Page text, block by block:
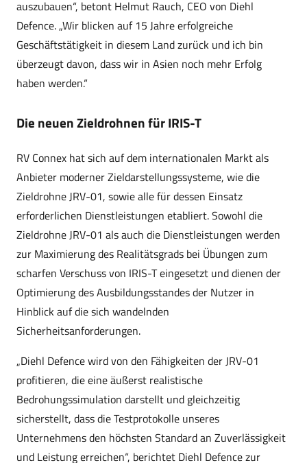
auszubauen“, betont Helmut Rauch, CEO von Diehl
Defence. „Wir blicken auf 15 Jahre erfolgreiche
Geschäftstätigkeit in diesem Land zurück und ich bin
überzeugt davon, dass wir in Asien noch mehr Erfolg
haben werden.“
Die neuen Zieldrohnen für IRIS-T
RV Connex hat sich auf dem internationalen Markt als
Anbieter moderner Zieldarstellungssysteme, wie die
Zieldrohne JRV-01, sowie alle für dessen Einsatz
erforderlichen Dienstleistungen etabliert. Sowohl die
Zieldrohne JRV-01 als auch die Dienstleistungen werden
zur Maximierung des Realitätsgrads bei Übungen zum
scharfen Verschuss von IRIS-T eingesetzt und dienen der
Optimierung des Ausbildungsstandes der Nutzer in
Hinblick auf die sich wandelnden
Sicherheitsanforderungen.
„Diehl Defence wird von den Fähigkeiten der JRV-01
profitieren, die eine äußerst realistische
Bedrohungssimulation darstellt und gleichzeitig
sicherstellt, dass die Testprotokolle unseres
Unternehmens den höchsten Standard an Zuverlässigkeit
und Leistung erreichen“, berichtet Diehl Defence zur